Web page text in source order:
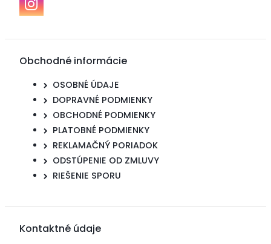
Obchodné informácie
OSOBNÉ ÚDAJE
DOPRAVNÉ PODMIENKY
OBCHODNÉ PODMIENKY
PLATOBNÉ PODMIENKY
REKLAMAČNÝ PORIADOK
ODSTÚPENIE OD ZMLUVY
RIEŠENIE SPORU
Kontaktné údaje